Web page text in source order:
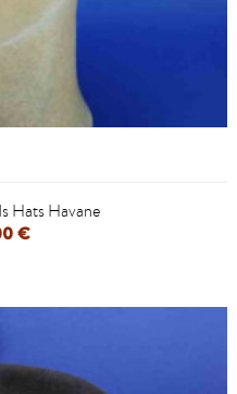
Hats Havane
€